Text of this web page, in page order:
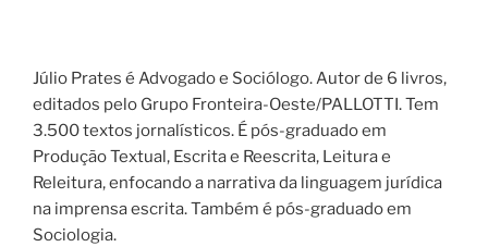
Júlio Prates é Advogado e Sociólogo. Autor de 6 livros,
editados pelo Grupo Fronteira-Oeste/PALLOTTI. Tem
3.500 textos jornalísticos. É pós-graduado em
Produção Textual, Escrita e Reescrita, Leitura e
Releitura, enfocando a narrativa da linguagem jurídica
na imprensa escrita. Também é pós-graduado em
Sociologia.